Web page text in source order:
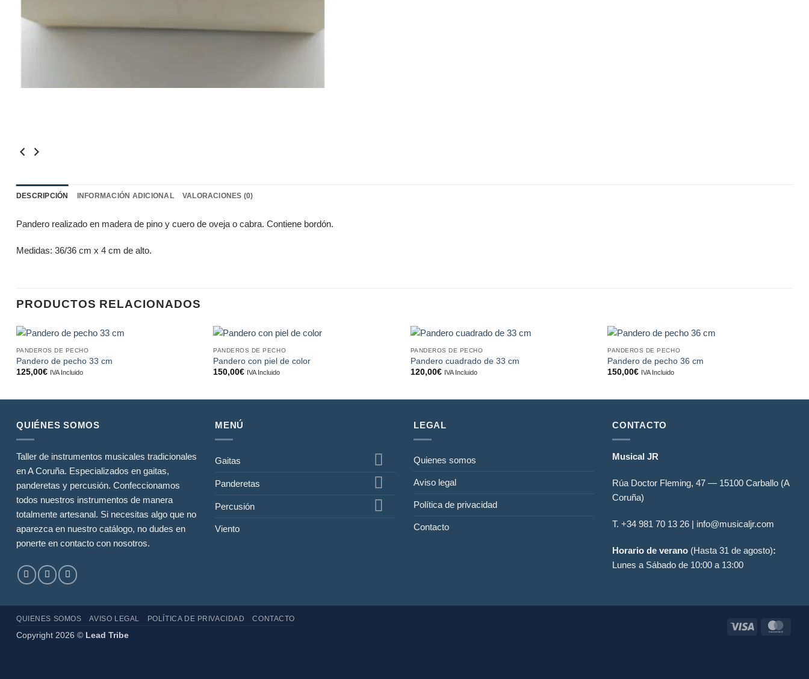
DESCRIPCIÓN INFORMACIÓN ADICIONAL VALORACIONES (0)
Pandero realizado en madera de pino y cuero de oveja o cabra. Contiene bordón.
Medidas: 36/36 cm x 4 cm de alto.
PRODUCTOS RELACIONADOS
PANDEROS DE PECHO
Pandero de pecho 33 cm
125,00€ IVA Incluido
PANDEROS DE PECHO
Pandero con piel de color
150,00€ IVA Incluido
PANDEROS DE PECHO
Pandero cuadrado de 33 cm
120,00€ IVA Incluido
PANDEROS DE PECHO
Pandero de pecho 36 cm
150,00€ IVA Incluido
QUIÉNES SOMOS
Taller de instrumentos musicales tradicionales
en A Coruña. Especializados en gaitas,
panderetas y percusión. Confeccionamos
todos nuestros instrumentos de manera
totalmente artesanal. Si necesitas algo que no
aparezca en nuestro catálogo, no dudes en
ponerte en contacto con nosotros.
MENÚ
Gaitas
Panderetas
Percusión
Viento
LEGAL
Quienes somos
Aviso legal
Política de privacidad
Contacto
CONTACTO
Musical JR
Rúa Doctor Fleming, 47 — 15100 Carballo (A
Coruña)
T. +34 981 70 13 26 | info@musicaljr.com
Horario de verano (Hasta 31 de agosto):
Lunes a Sábado de 10:00 a 13:00
Visa
QUIENES SOMOS AVISO LEGAL POLÍTICA DE PRIVACIDAD CONTACTO
Copyright 2026 © Lead Tribe